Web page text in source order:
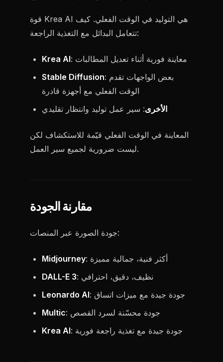
قوة Krea AI هي التوليد في الوقت الفعلي. كيف
تتعامل البدائل مع التغذية الراجعة:
Krea AI : معاينة فورية أثناء تعديل المطالبات
Stable Diffusion: بعض الواجهات تقدم
الوقت الفعلي مع أجهزة قادرة
الأخرى: سير عمل توليد وانتظار تقليدي
المعاينة في الوقت الفعلي قيّمة للاستكشاف لكن
ليست ضرورية لجميع سير العمل.
مقارنة الجودة
جودة الصورة عبر المنصات:
Midjourney : أكثر فنية، جمالية مميزة
DALL-E 3 : نظيف، دقيق، احترافي
Leonardo AI : جودة جيدة مع ميزات اتساق
Multic : جودة محسّنة لسرد القصص
Krea AI : جودة جيدة مع تغذية راجعة فورية